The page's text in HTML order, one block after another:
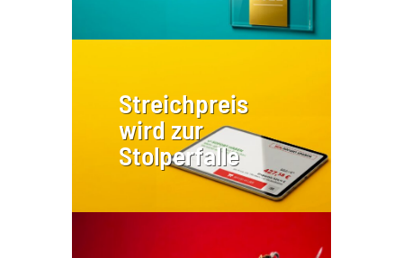
Streichpreis
wird zur
Stolperfalle